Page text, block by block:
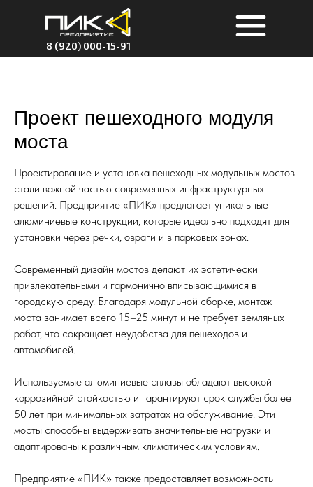
8 (920) 000-15-91
Проект пешеходного модуля
моста
Проектирование и установка пешеходных модульных мостов
стали важной частью современных инфраструктурных
решений. Предприятие «ПИК» предлагает уникальные
алюминиевые конструкции, которые идеально подходят для
установки через речки, овраги и в парковых зонах.
Современный дизайн мостов делают их эстетически
привлекательными и гармонично вписывающимися в
городскую среду. Благодаря модульной сборке, монтаж
моста занимает всего 15–25 минут и не требует земляных
работ, что сокращает неудобства для пешеходов и
автомобилей.
Используемые алюминиевые сплавы обладают высокой
коррозийной стойкостью и гарантируют срок службы более
50 лет при минимальных затратах на обслуживание. Эти
мосты способны выдерживать значительные нагрузки и
адаптированы к различным климатическим условиям.
Предприятие «ПИК» также предоставляет возможность